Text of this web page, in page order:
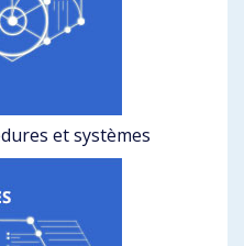
et systèmes